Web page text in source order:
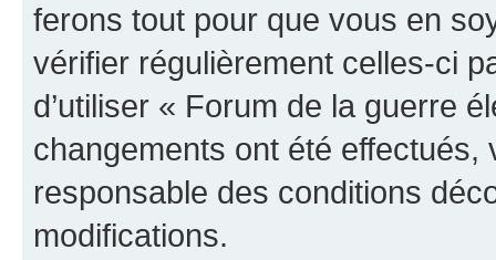
ferons tout pour que vous en
vérifier régulièrement celles-ci
d’utiliser « Forum de la guerre
changements ont été effectués,
responsable des conditions
modifications.